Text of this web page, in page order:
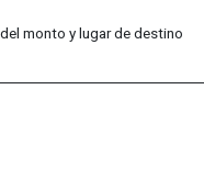
monto y lugar de destino